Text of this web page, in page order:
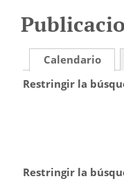
Calendario
Restringir la
Restringir la